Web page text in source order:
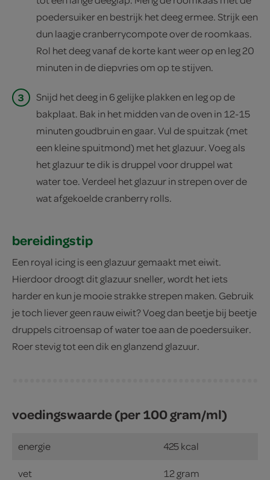
poedersuiker en bestrijk het deeg ermee. Strijk een
dun laagje cranberrycompote over de roomkaas.
Rol het deeg vanaf de korte kant weer op en leg 20
minuten in de diepvries om op te stijven.
3
Snijd het deeg in 6 gelijke plakken en leg op de
bakplaat. Bak in het midden van de oven in 12-15
minuten goudbruin en gaar. Vul de spuitzak (met
een kleine spuitmond) met het glazuur. Voeg als
het glazuur te dik is druppel voor druppel wat
water toe. Verdeel het glazuur in strepen over de
wat afgekoelde cranberry rolls.
bereidingstip
Een royal icing is een glazuur gemaakt met eiwit.
Hierdoor droogt dit glazuur sneller, wordt het iets
harder en kun je mooie strakke strepen maken. Gebruik
je toch liever geen rauw eiwit? Voeg dan beetje bij beetje
druppels citroensap of water toe aan de poedersuiker.
Roer stevig tot een dik en glanzend glazuur.
voedingswaarde (per 100 gram/ml)
energie 425 kcal
vet 12 gram